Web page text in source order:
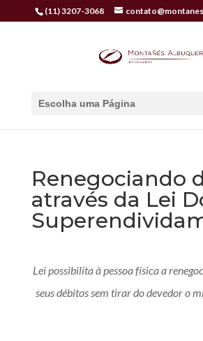
(11) 3207-3068
Escolha uma Página
Renegociando
através da Lei
Lei possibilita à pessoa física a
seus débitos sem tirar do devedor o